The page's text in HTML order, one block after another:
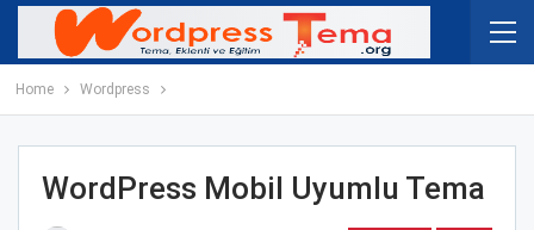
Home Wordpress
WordPress Mobil Uyumlu Tema